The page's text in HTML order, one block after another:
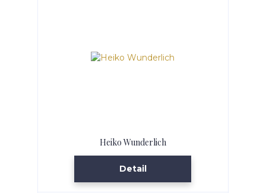
Heiko Wunderlich
Detail